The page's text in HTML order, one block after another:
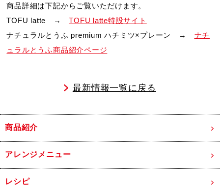
商品詳細は下記からご覧いただけます。
TOFU latte →TOFU latte特設サイト
ナチュラルとうふ premium ハチミツ×プレーン → ナチ
ュラルとうふ商品紹介ページ
最新情報一覧に戻る
商品紹介
アレンジメニュー
レシピ